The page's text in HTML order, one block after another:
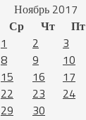
Ноябрь 2017
Ср Чт Пт
1
2 3
8 9 10
15 16 17
22 23 24
29
30